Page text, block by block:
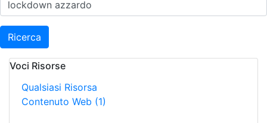
Ricerca
Voci Risorse
Qualsiasi Risorsa
Contenuto Web (1)